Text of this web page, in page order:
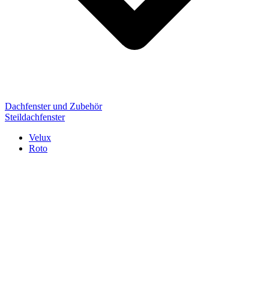
Dachfenster und Zubehör
Steildachfenster
Velux
Roto